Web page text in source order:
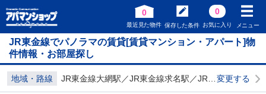
0
最近見た物件 保存した条件
0
お気に入り メニュー
JR東金線でパノラマの賃貸[賃貸マンション・アパート]物
件情報・お部屋探し
地域・路線 変更する